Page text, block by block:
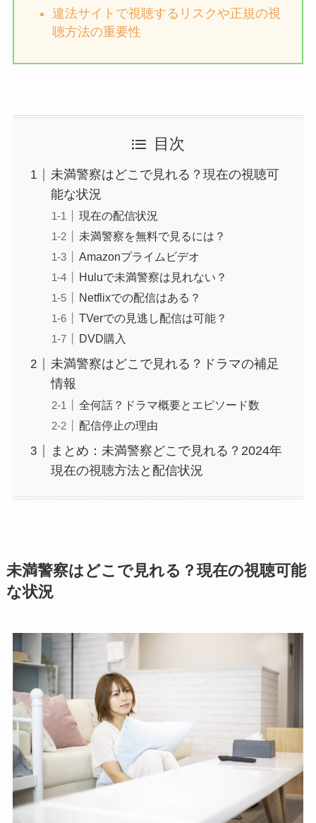
違法サイトで視聴するリスクや正規の視
聴方法の重要性
目次
未満警察はどこで見れる？現在の視聴可
能な状況
現在の配信状況
未満警察を無料で見るには？
Amazonプライムビデオ
Huluで未満警察は見れない？
Netflixでの配信はある？
TVerでの見逃し配信は可能？
DVD購入
未満警察はどこで見れる？ドラマの補足
情報
全何話？ドラマ概要とエピソード数
配信停止の理由
まとめ：未満警察どこで見れる？2024年
現在の視聴方法と配信状況
未満警察はどこで見れる？現在の視聴可能
な状況